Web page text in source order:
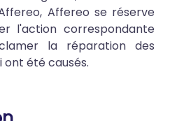
Affereo se réserve
l'action correspondante
la réparation des
ont été causés.